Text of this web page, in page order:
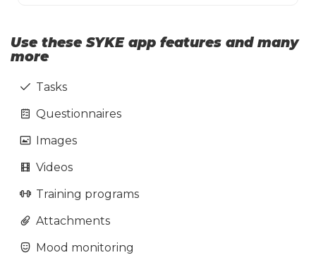
Use these SYKE app features and many
more
Tasks
Questionnaires
Images
Videos
Training programs
Attachments
Mood monitoring